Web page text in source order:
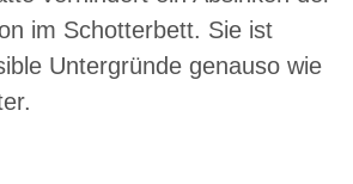
im Schotterbett. Sie ist
Untergründe genauso wie